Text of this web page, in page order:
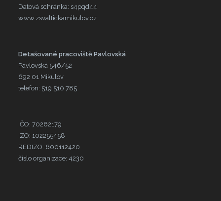
Datová schránka: s4pqd44
www.zsvaltickamikulov.cz
Detašované pracoviště Pavlovská
Pavlovská 546/52
692 01 Mikulov
telefon: 519 510 785
IČO: 70262179
IZO: 102255458
REDIZO: 600112420
číslo organizace: 4230